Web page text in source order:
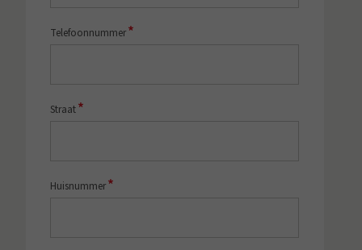
Telefoonnummer*
Straat*
Huisnummer*